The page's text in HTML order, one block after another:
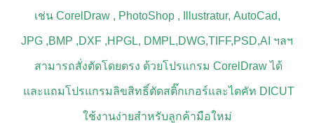
เช่น CorelDraw , PhotoShop , Illustratur, AutoCad,
JPG ,BMP ,DXF ,HPGL, DMPL,DWG,TIFF,PSD,AI ฯลฯ
สามารถสั่งตัดโดยตรง ด้วยโปรแกรม CorelDraw ได้
และแถมโปรแกรมลิขสิทธิ์ตัดสติ๊กเกอร์และไดคัท DICUT
ใช้งานง่ายสำหรับลูกค้ามือใหม่